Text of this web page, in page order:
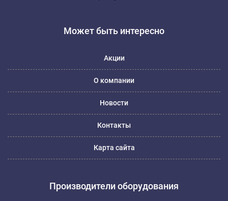
Может быть интересно
Акции
О компании
Новости
Контакты
Карта сайта
Производители оборудования